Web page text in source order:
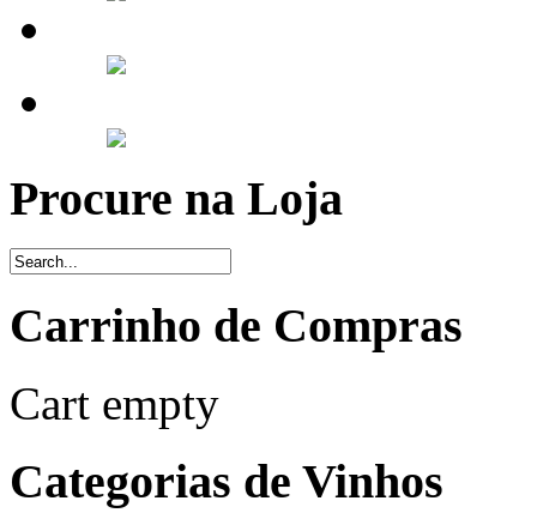
Procure na Loja
Carrinho de Compras
Cart empty
Categorias de Vinhos